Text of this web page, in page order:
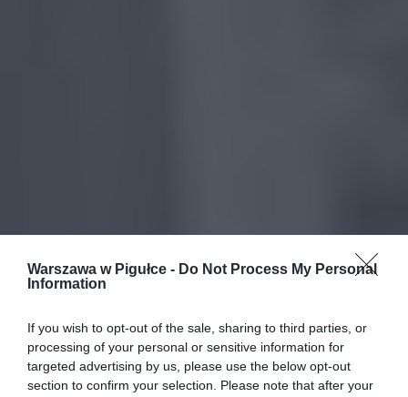
Warszawa w Pigułce - Do Not Process My Personal
Information
If you wish to opt-out of the sale, sharing to third parties, or
processing of your personal or sensitive information for
targeted advertising by us, please use the below opt-out
section to confirm your selection. Please note that after your